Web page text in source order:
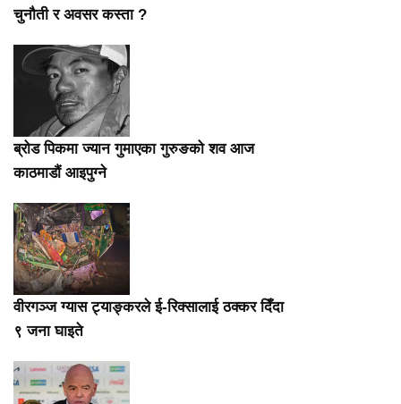
चुनौती र अवसर कस्ता ?
ब्रोड पिकमा ज्यान गुमाएका गुरुङको शव आज
काठमाडौं आइपुग्ने
वीरगञ्ज ग्यास ट्याङ्करले ई-रिक्सालाई ठक्कर दिँदा
९ जना घाइते